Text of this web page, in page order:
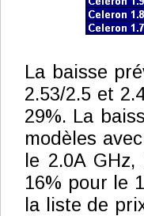
La baisse
2.53/2.5 et
29%. La
modèles
le 2.0A
16% pour le
la liste de